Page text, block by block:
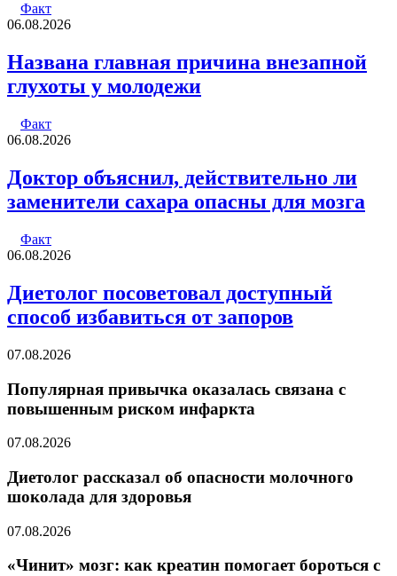
Факт
06.08.2026
Названа главная причина внезапной
глухоты у молодежи
Факт
06.08.2026
Доктор объяснил, действительно ли
заменители сахара опасны для мозга
Факт
06.08.2026
Диетолог посоветовал доступный
способ избавиться от запоров
07.08.2026
Популярная привычка оказалась связана с
повышенным риском инфаркта
07.08.2026
Диетолог рассказал об опасности молочного
шоколада для здоровья
07.08.2026
«Чинит» мозг: как креатин помогает бороться с